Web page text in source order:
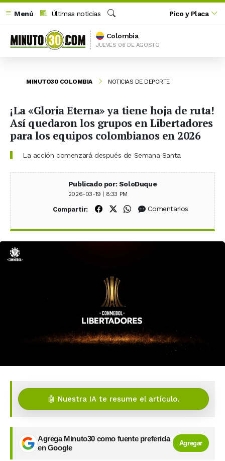
Menú
Últimas noticias
Buscar
Pico y Placa
Colombia
JUEVES 06 DE AGOSTO
MINUTO30 COLOMBIA NOTICIAS DE DEPORTE
¡La «Gloria Eterna» ya tiene hoja de ruta!
Así quedaron los grupos en Libertadores
para los equipos colombianos en 2026
La acción comenzará después de Semana Santa
Publicado por: SoloDuque
2026-03-19 | 8:33 PM
Compartir: Compartir en Facebook
Compartir en X (Twitter)
Compartir en WhatsApp
Comentarios
🤖 Nuestra IA te resume el artículo.
Agrega Minuto30 como fuente preferida
en Google
Agregar